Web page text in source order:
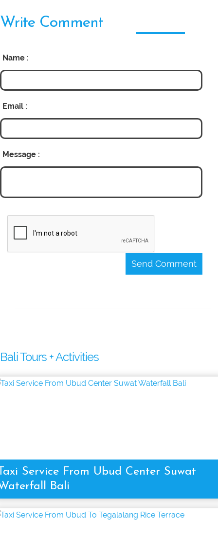
Write Comment
Name :
Email :
Message :
Send Comment
Bali Tours + Activities
Service From Ubud Center Suwat
Bali